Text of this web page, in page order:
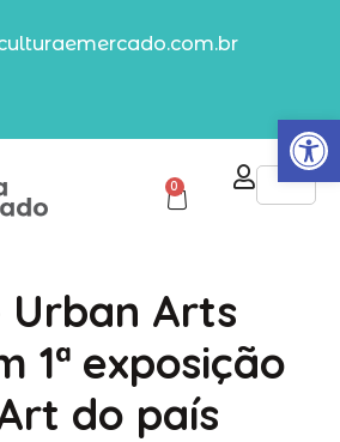
Abrir
0
Urban Arts
1ª exposição
do país